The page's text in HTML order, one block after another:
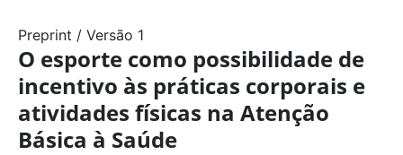
Preprint / Versão 1
O esporte como possibilidade de
incentivo às práticas corporais e
atividades físicas na Atenção
Básica à Saúde